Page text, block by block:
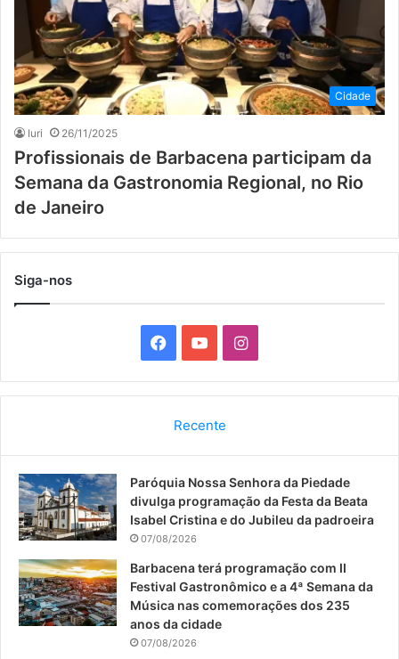
Cidade
Iuri 26/11/2025
Profissionais de Barbacena participam da
Semana da Gastronomia Regional, no Rio
de Janeiro
Siga-nos
a
b
o
k
o
u
b
I
n
a
g
a
Recente
Paróquia Nossa Senhora da Piedade
divulga programação da Festa da Beata
Isabel Cristina e do Jubileu da padroeira
07/08/2026
Barbacena terá programação com II
Festival Gastronômico e a 4ª Semana da
Música nas comemorações dos 235
anos da cidade
07/08/2026